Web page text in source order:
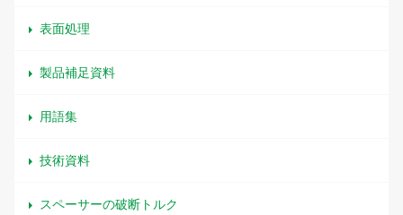
表面処理
製品補足資料
用語集
技術資料
スペーサーの破断トルク